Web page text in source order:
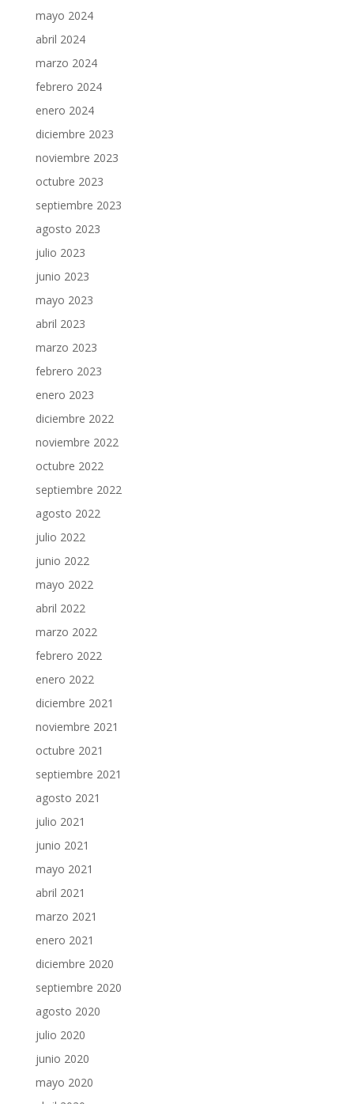
mayo 2024
abril 2024
marzo 2024
febrero 2024
enero 2024
diciembre 2023
noviembre 2023
octubre 2023
septiembre 2023
agosto 2023
julio 2023
junio 2023
mayo 2023
abril 2023
marzo 2023
febrero 2023
enero 2023
diciembre 2022
noviembre 2022
octubre 2022
septiembre 2022
agosto 2022
julio 2022
junio 2022
mayo 2022
abril 2022
marzo 2022
febrero 2022
enero 2022
diciembre 2021
noviembre 2021
octubre 2021
septiembre 2021
agosto 2021
julio 2021
junio 2021
mayo 2021
abril 2021
marzo 2021
enero 2021
diciembre 2020
septiembre 2020
agosto 2020
julio 2020
junio 2020
mayo 2020